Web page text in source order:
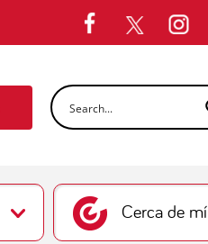
Cerca de mí